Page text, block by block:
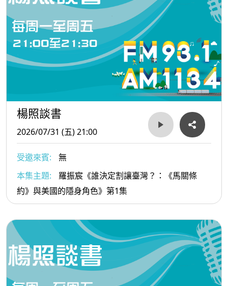
楊照談書
2026/07/31 (五) 21:00
受邀來賓:
無
本集主題:
羅振宸《誰決定割讓臺灣？：《馬關條
約》與美國的隱身角色》第1集